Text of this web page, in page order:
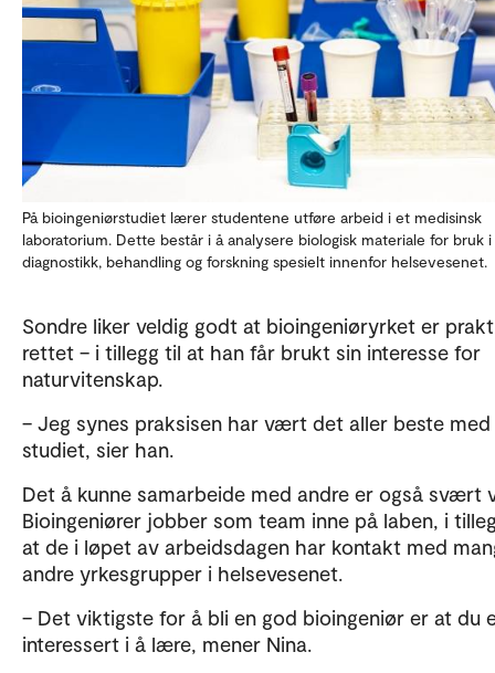
På bioingeniørstudiet lærer studentene utføre arbeid i et medisinsk
laboratorium. Dette består i å analysere biologisk materiale for bruk i
diagnostikk, behandling og forskning spesielt innenfor helsevesenet.
Sondre liker veldig godt at bioingeniøryrket er
rettet – i tillegg til at han får brukt sin interesse for
naturvitenskap.
– Jeg synes praksisen har vært det aller beste med
studiet, sier han.
Det å kunne samarbeide med andre er også svært
Bioingeniører jobber som team inne på laben, i
at de i løpet av arbeidsdagen har kontakt med
andre yrkesgrupper i helsevesenet.
– Det viktigste for å bli en god bioingeniør er at du
interessert i å lære, mener Nina.